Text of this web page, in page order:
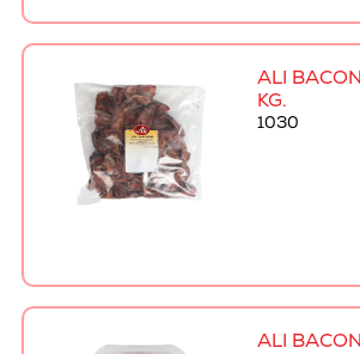
ALI
KG.
1030
ALI